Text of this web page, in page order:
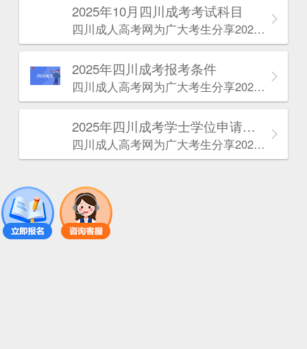
2025年10月四川成考考试科目
四川成人高考网​为广大考生分享2025年10月四川成考考试科目。为广大在职人员和社会人士提供学历提升的机会。更多四川成考考试信息，欢迎在线访问四川成人高考网。
2025年‌‌‌‌四川成考报考条件
四川成人高考网​为广大考生分享2025年‌‌‌‌四川成考报考条件。为广大在职人员和社会人士提供学历提升的机会。更多四川成考考试信息，欢迎在线访问四川成人高考网。
2025年‌‌‌‌四川成考学士学位申请条件
四川成人高考网​为广大考生分享2025年‌‌‌‌四川成考学士学位申请条件。为广大在职人员和社会人士提供学历提升的机会。更多四川成考考试信息，欢迎在线访问四川成人高考网。